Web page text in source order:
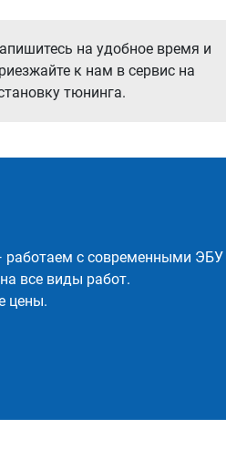
на удобное время и
к нам в сервис на
тюнинга.
работаем с современными ЭБУ
все виды работ.
цены.